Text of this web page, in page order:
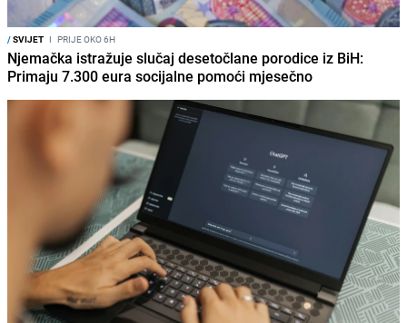
/SVIJET I PRIJE OKO 6H
Njemačka istražuje slučaj desetočlane porodice iz BiH:
Primaju 7.300 eura socijalne pomoći mjesečno